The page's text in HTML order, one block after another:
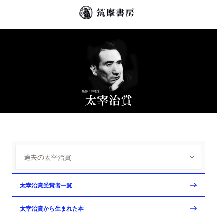
太宰治賞受賞者一覧
太宰治賞から生まれた本